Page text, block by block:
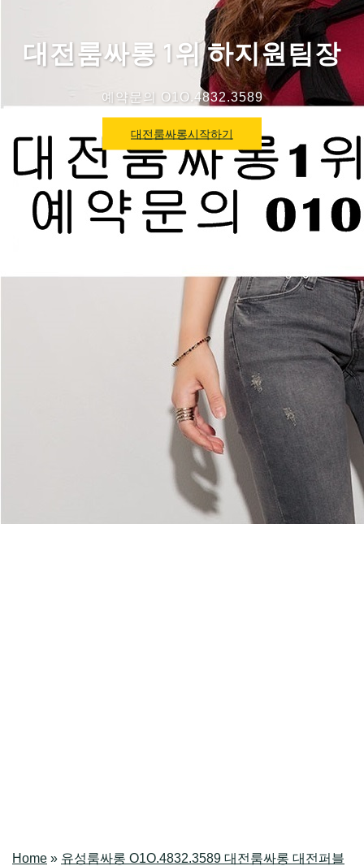
대전룸싸롱 1위 하지원팀장
예약문의 O1O.4832.3589
대전룸싸롱시작하기
Home » 유성룸싸롱 O1O.4832.3589 대전룸싸롱 대전퍼블